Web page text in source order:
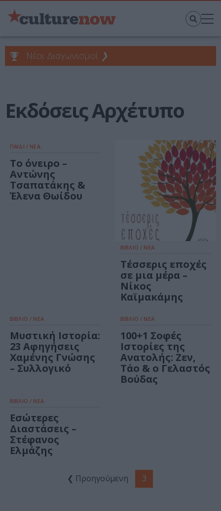
Νέοι Διαγωνισμοί ❯
Εκδόσεις Αρχέτυπο
ΠΑΙΔΙ / ΝΕΑ
Το όνειρο –
Αντώνης
Τσαπατάκης &
Έλενα Θωίδου
ΒΙΒΛΙΟ / ΝΕΑ
Τέσσερις εποχές
σε μια μέρα –
Νίκος
Καϊμακάμης
ΒΙΒΛΙΟ / ΝΕΑ
Μυστική Ιστορία:
23 Αφηγήσεις
Χαμένης Γνώσης
– Συλλογικό
ΒΙΒΛΙΟ / ΝΕΑ
100+1 Σοφές
Ιστορίες της
Ανατολής: Ζεν,
Τάο & ο Γελαστός
Βούδας
ΒΙΒΛΙΟ / ΝΕΑ
Εσώτερες
Διαστάσεις –
Στέφανος
Ελμάζης
❮ Προηγούμενη 3